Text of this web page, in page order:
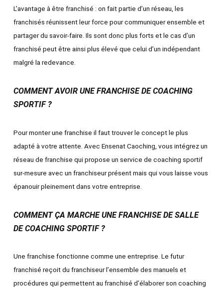
L’avantage à être franchisé : on fait partie d’un réseau, les
franchisés réunissent leur force pour communiquer ensemble et
partager du savoir-faire. Ils sont donc plus forts et le cas d’un
franchisé peut être ainsi plus élevé que celui d’un indépendant
malgré la redevance.
COMMENT AVOIR UNE FRANCHISE DE COACHING
SPORTIF ?
Pour monter une franchise il faut trouver le concept le plus
adapté à votre attente. Avec Ensenat Caoching, vous intégrez un
réseau de franchise qui propose un service de coaching sportif
sur-mesure avec un franchiseur présent mais qui vous laisse vous
épanouir pleinement dans votre entreprise.
COMMENT ÇA MARCHE UNE FRANCHISE DE SALLE
DE COACHING SPORTIF ?
Une franchise fonctionne comme une entreprise. Le futur
franchisé reçoit du franchiseur l’ensemble des manuels et
procédures qui permettent au franchisé d’élaborer son coaching